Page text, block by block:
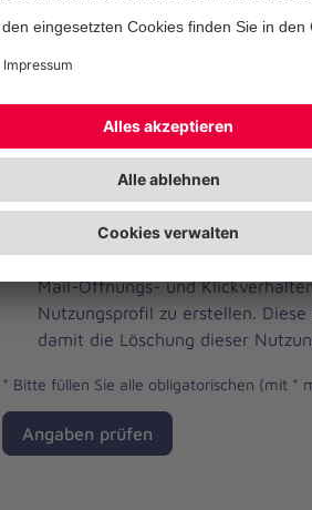
Ihre E-Mail-Adresse
Ich habe die
Brevo
Newsletter
Checkbox
Ja, ich möchte einen
Newsletter erhalten. Dafür
Mail-Öffnungs- und
Nutzungsprofil zu erstellen.
damit die Löschung dieser
* Bitte füllen Sie alle obligatorischen (mit *
Angaben prüfen